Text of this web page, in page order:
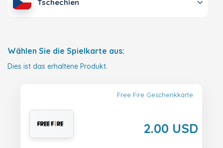
Tschechien
Wählen Sie die Spielkarte aus:
Dies ist das erhaltene Produkt.
Free Fire Geschenkkarte
2.00 USD